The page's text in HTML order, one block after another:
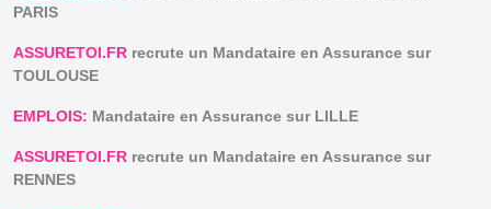
PARIS
ASSURETOI.FR recrute un Mandataire en Assurance sur
TOULOUSE
EMPLOIS: Mandataire en Assurance sur LILLE
ASSURETOI.FR recrute un Mandataire en Assurance sur
RENNES